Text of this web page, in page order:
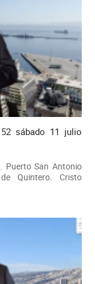
sábado 11 julio
Puerto San Antonio
Quintero. Cristo